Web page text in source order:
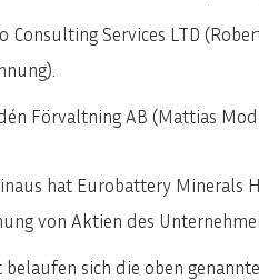
Consulting Services LTD
Förvaltning AB (Mattias
hat Eurobattery Minerals
von Aktien des
belaufen sich die oben